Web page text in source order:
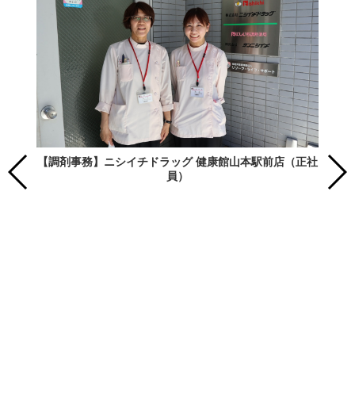
【調剤事務】ニシイチドラッグ 健康館山本駅前店（正社
員）